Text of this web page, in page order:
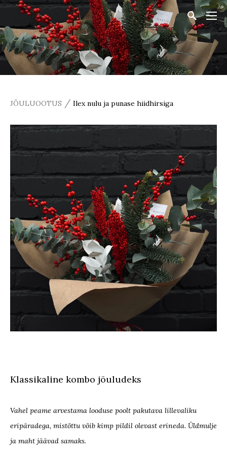
JÕULUOOTUS / Ilex nulu ja punase hiidhirsiga
Klassikaline kombo jõuludeks
Vahel peame arvestama looduse poolt pakutava lillevaliku
eripäradega, mistõttu võib kimp pildil olevast erineda. Üldmulje
ja maht jäävad samaks.